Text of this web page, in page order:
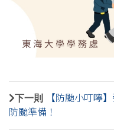
下一則
【防颱小叮嚀
防颱準備！